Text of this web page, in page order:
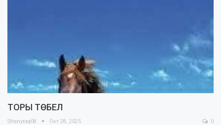
ТОРЫ ТӨБЕЛ
Shanyraq08 Окт 28, 2025 0